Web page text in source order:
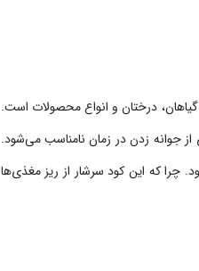
درختان و انواع محصولات است.
جوانه زدن در زمان نامناسب می‌شود.
چرا که این کود سرشار از ریز مغذی‌ها